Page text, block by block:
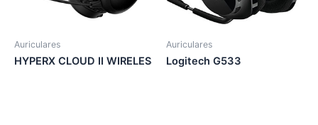
Auriculares
HYPERX CLOUD II WIRELESS
Auriculares
Logitech G533